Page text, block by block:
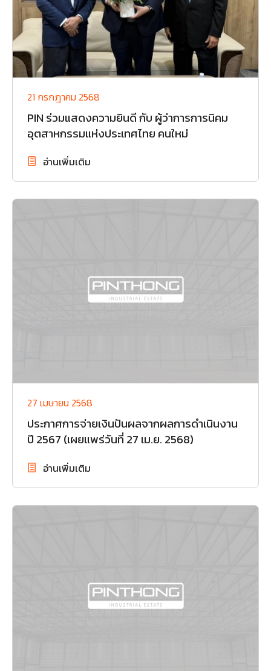
21 กรกฎาคม 2568
PIN ร่วมแสดงความยินดี กับ ผู้ว่าการการนิคม
อุตสาหกรรมแห่งประเทศไทย คนใหม่
อ่านเพิ่มเติม
27 เมษายน 2568
ประกาศการจ่ายเงินปันผลจากผลการดำเนินงาน
ปี 2567 (เผยแพร่วันที่ 27 เม.ย. 2568)
อ่านเพิ่มเติม